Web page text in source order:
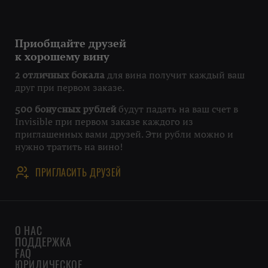
Приобщайте друзей
к хорошему вину
2 отличных бокала для вина получит каждый ваш
друг при первом заказе.
500 бонусных рублей будут падать на ваш счет в
Invisible при первом заказе каждого из
приглашенных вами друзей. Эти рубли можно и
нужно тратить на вино!
ПРИГЛАСИТЬ ДРУЗЕЙ
О НАС
ПОДДЕРЖКА
FAQ
ЮРИДИЧЕСКОЕ